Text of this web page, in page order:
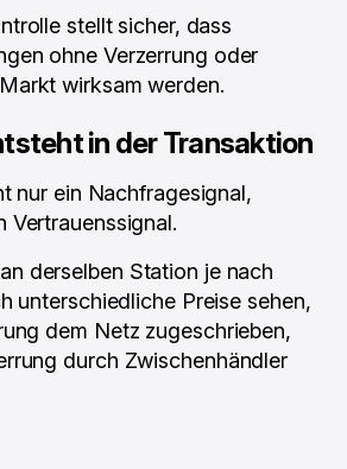
stellt sicher, dass
ohne Verzerrung oder
wirksam werden.
in der Transaktion
nur ein Nachfragesignal,
Vertrauenssignal.
derselben Station je nach
unterschiedliche Preise sehen,
dem Netz zugeschrieben,
durch Zwischenhändler